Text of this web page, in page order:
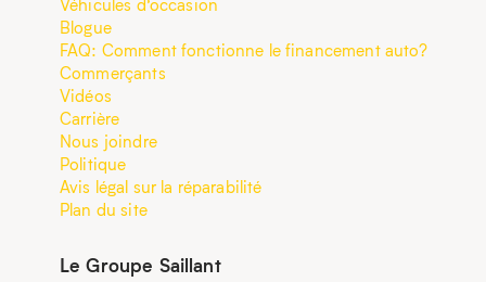
Véhicules d’occasion
Blogue
FAQ: Comment fonctionne le financement auto?
Commerçants
Vidéos
Carrière
Nous joindre
Politique
Avis légal sur la réparabilité
Plan du site
Le Groupe Saillant